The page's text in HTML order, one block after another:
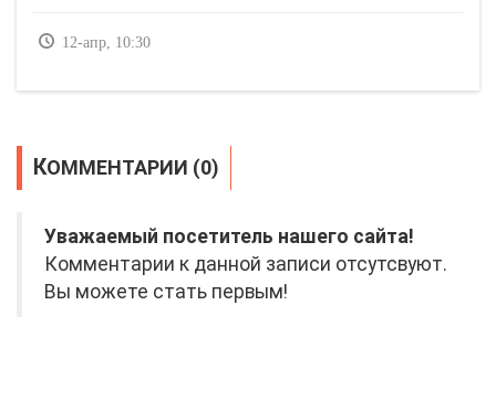
12-апр, 10:30
КОММЕНТАРИИ (0)
Уважаемый посетитель нашего сайта!
Комментарии к данной записи отсутсвуют.
Вы можете стать первым!